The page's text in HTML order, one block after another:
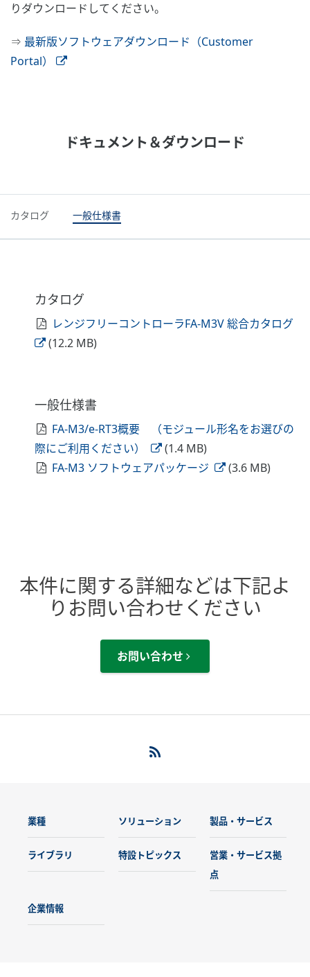
りダウンロードしてください。
⇒ 最新版ソフトウェアダウンロード（Customer
Portal）
ドキュメント＆ダウンロード
カタログ 一般仕様書
カタログ
レンジフリーコントローラFA-M3V 総合カタログ
(12.2 MB)
一般仕様書
FA-M3/e-RT3概要 （モジュール形名をお選びの
際にご利用ください）
(1.4 MB)
FA-M3 ソフトウェアパッケージ
(3.6 MB)
本件に関する詳細などは下記よ
りお問い合わせください
お問い合わせ
業種 ソリューション 製品・サービス
ライブラリ 特設トピックス
営業・サービス拠
点
企業情報